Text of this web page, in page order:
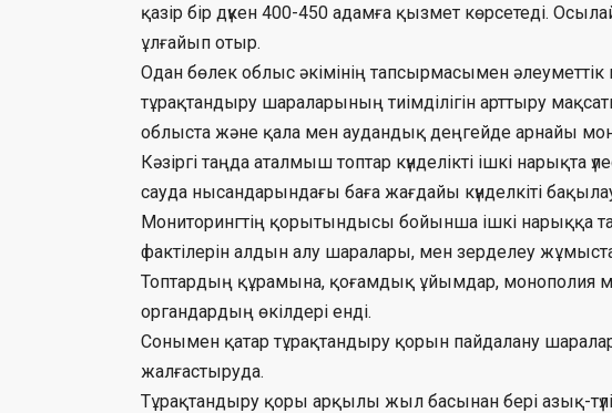
қазір бір дүкен 400-450 адамға қызмет көрсетеді.
ұлғайып отыр.
Одан бөлек облыс әкімінің тапсырмасымен
тұрақтандыру шараларының тиімділігін арттыру
облыста және қала мен аудандық деңгейде арнайы
Кәзіргі таңда аталмыш топтар күнделікті ішкі нарықта
сауда нысандарындағы баға жағдайы күнделкіті
Мониторингтің қорытындысы бойынша ішкі нарыққа
фактілерін алдын алу шаралары, мен зерделеу
Топтардың құрамына, қоғамдық ұйымдар, монополия
органдардың өкілдері енді.
Сонымен қатар тұрақтандыру қорын пайдалану
жалғастыруда.
Тұрақтандыру қоры арқылы жыл басынан бері азық-